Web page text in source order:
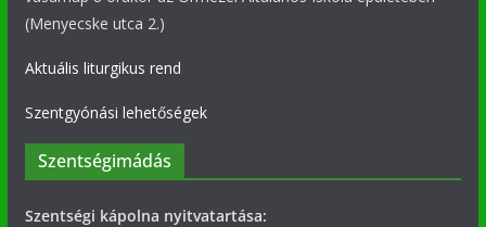
(Menyecske utca 2.)
Aktuális liturgikus rend
Szentgyónási lehetőségek
Szentségimádás
Szentségi kápolna nyitvatartása: